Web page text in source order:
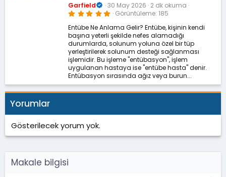
Garfield 30 May 2026 2 dk okuma
5
0
0
y
ı
l
d
ı
z
Görüntüleme 185
Entübe Ne Anlama Gelir? Entübe, kişinin kendi
başına yeterli şekilde nefes alamadığı
durumlarda, solunum yoluna özel bir tüp
yerleştirilerek solunum desteği sağlanması
işlemidir. Bu işleme "entübasyon", işlem
uygulanan hastaya ise "entübe hasta" denir.
Entübasyon sırasında ağız veya burun...
Yorumlar
Gösterilecek yorum yok.
Makale bilgisi